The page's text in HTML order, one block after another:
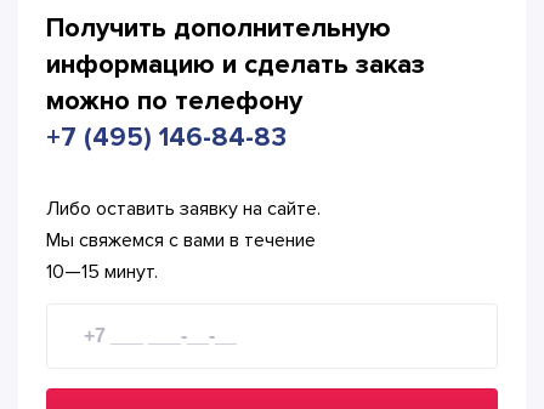
Получить дополнительную
информацию и сделать заказ
можно по телефону
+7 (495) 146-84-83
Либо оставить заявку на сайте.
Мы свяжемся с вами в течение
10—15 минут.